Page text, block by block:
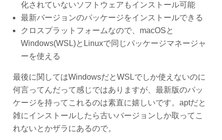
化されていないソフトウェアもインストール可能
最新バージョンのパッケージをインストールできる
クロスプラットフォームなので、macOSと
Windows(WSL)とLinuxで同じパッケージマネージャ
ーを使える
最後に関してはWindowsだとWSLでしか使えないのに
何言ってんだって感じではありますが、最新版のパッ
ケージを持ってこれるのは素直に嬉しいです。aptだと
雑にインストールしたら古いバージョンしか取ってこ
れないとかザラにあるので。